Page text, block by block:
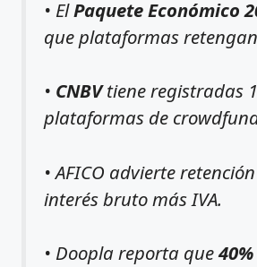
• ElPaquete Económico
que plataformas retengan
• CNBVtiene registradas
plataformas de
• AFICO advierte
interés bruto más IVA.
• Doopla reporta que40%